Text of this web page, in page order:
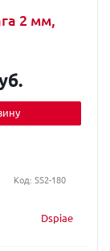
2 мм,
Dspiae
Код: SS2-180